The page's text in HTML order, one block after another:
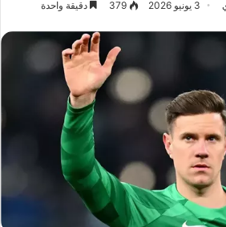
3 يونيو 2026 379 دقيقة واحدة